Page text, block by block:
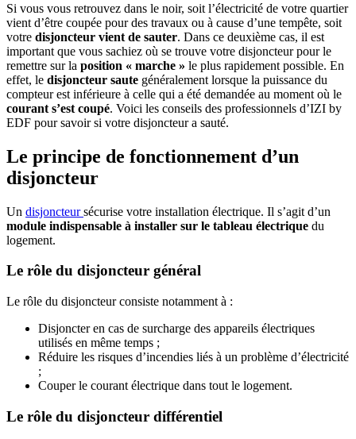
Si vous vous retrouvez dans le noir, soit l’électricité de votre quartier
vient d’être coupée pour des travaux ou à cause d’une tempête, soit
votre disjoncteur vient de sauter. Dans ce deuxième cas, il est
important que vous sachiez où se trouve votre disjoncteur pour le
remettre sur la position « marche » le plus rapidement possible. En
effet, le disjoncteur saute généralement lorsque la puissance du
compteur est inférieure à celle qui a été demandée au moment où le
courant s’est coupé. Voici les conseils des professionnels d’IZI by
EDF pour savoir si votre disjoncteur a sauté.
Le principe de fonctionnement d’un
disjoncteur
Un disjoncteursécurise votre installation électrique. Il s’agit d’un
module indispensable à installer sur le tableau électrique du
logement.
Le rôle du disjoncteur général
Le rôle du disjoncteur consiste notamment à :
Disjoncter en cas de surcharge des appareils électriques
utilisés en même temps ;
Réduire les risques d’incendies liés à un problème d’électricité
;
Couper le courant électrique dans tout le logement.
Le rôle du disjoncteur différentiel